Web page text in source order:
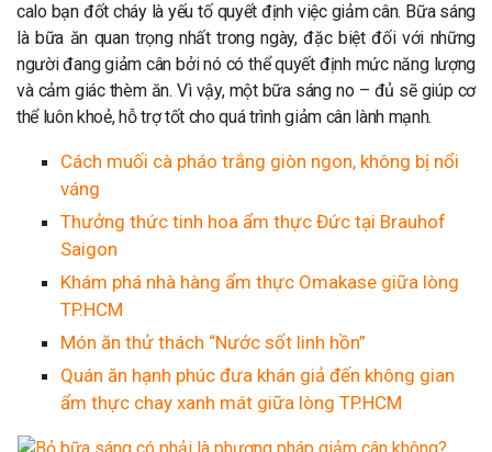
calo bạn đốt cháy là yếu tố quyết định việc giảm cân. Bữa sáng
là bữa ăn quan trọng nhất trong ngày, đặc biệt đối với những
người đang giảm cân bởi nó có thể quyết định mức năng lượng
và cảm giác thèm ăn. Vì vậy, một bữa sáng no – đủ sẽ giúp cơ
thể luôn khoẻ, hỗ trợ tốt cho quá trình giảm cân lành mạnh.
Cách muối cà pháo trắng giòn ngon, không bị nổi
váng
Thưởng thức tinh hoa ẩm thực Đức tại Brauhof
Saigon
Khám phá nhà hàng ẩm thực Omakase giữa lòng
TP.HCM
Món ăn thử thách “Nước sốt linh hồn”
Quán ăn hạnh phúc đưa khán giả đến không gian
ẩm thực chay xanh mát giữa lòng TP.HCM